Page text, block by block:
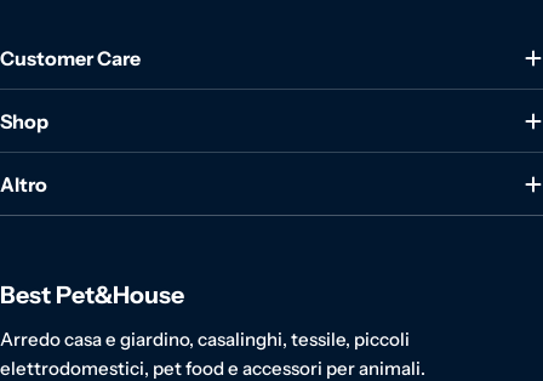
Customer Care
Shop
Altro
Best Pet&House
Arredo casa e giardino, casalinghi, tessile, piccoli
elettrodomestici, pet food e accessori per animali.